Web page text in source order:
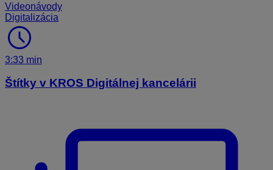
Videonávody
Digitalizácia
schedule
3:33 min
Štítky v KROS Digitálnej kancelárii